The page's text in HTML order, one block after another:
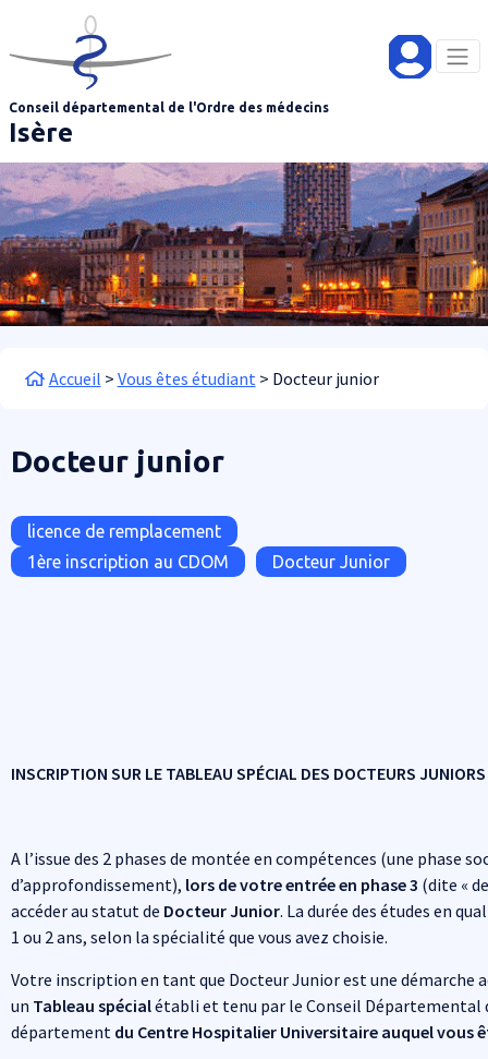
Aller au contenu principal
Conseil départemental de l'Ordre des médecins
Isère
Fil d'Ariane
Accueil Vous êtes étudiant Docteur junior
Docteur junior
Tagslicence de remplacement
1ère inscription au CDOM
Docteur Junior
INSCRIPTION SUR LE TABLEAU SPÉCIAL DES DOCTEURS JUNIORS
A l’issue des 2 phases de montée en compétences (une phase
d’approfondissement), lors de votre entrée en phase 3 (dite «
accéder au statut de Docteur Junior. La durée des études en
1 ou 2 ans, selon la spécialité que vous avez choisie.
Votre inscription en tant que Docteur Junior est une démarche
un Tableau spécialétabli et tenu par le Conseil Départemental
département du Centre Hospitalier Universitaire auquel vous
Panneau de gestion des cookies